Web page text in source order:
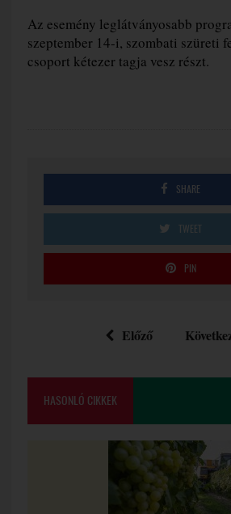
Az esemény leglátványosabb
szeptember 14-i, szombati szüreti
csoport kétezer tagja vesz részt.
SHARE
TWEET
PIN
Előző
HASONLÓ CIKKEK